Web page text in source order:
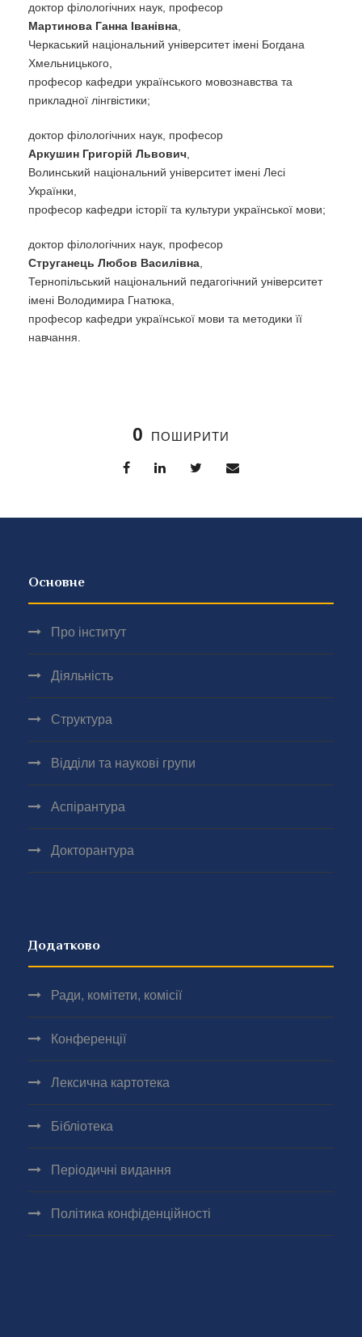
доктор філологічних наук, професор
Мартинова Ганна Іванівна,
Черкаський національний університет імені Богдана
Хмельницького,
професор кафедри українського мовознавства та
прикладної лінгвістики;
доктор філологічних наук, професор
Аркушин Григорій Львович,
Волинський національний університет імені Лесі
Українки,
професор кафедри історії та культури української мови;
доктор філологічних наук, професор
Струганець Любов Василівна,
Тернопільський національний педагогічний університет
імені Володимира Гнатюка,
професор кафедри української мови та методики її
навчання.
0 ПОШИРИТИ
Основне
Про інститут
Діяльність
Структура
Відділи та наукові групи
Аспірантура
Докторантура
Додатково
Ради, комітети, комісії
Конференції
Лексична картотека
Бібліотека
Періодичні видання
Політика конфіденційності